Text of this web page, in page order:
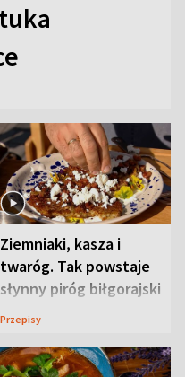
Ziemniaki, kasza i
twaróg. Tak powstaje
słynny piróg biłgorajski
Przepisy